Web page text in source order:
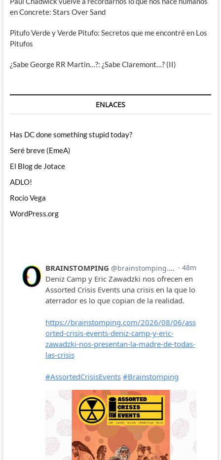
en Concrete: Stars Over Sand
Pitufo Verde y Verde Pitufo: Secretos que me encontré en Los
Pitufos
¿Sabe George RR Martin…?: ¿Sabe Claremont…? (II)
ENLACES
Has DC done something stupid today?
Seré breve (EmeA)
El Blog de Jotace
ADLO!
Rocío Vega
WordPress.org